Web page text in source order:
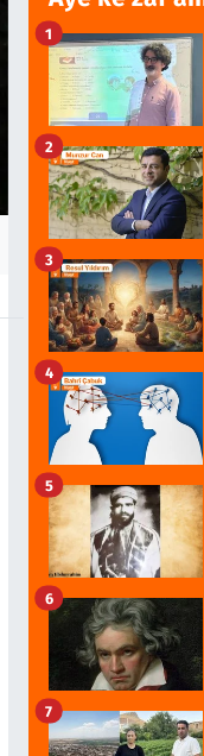
1
2
3
4
5
6
7